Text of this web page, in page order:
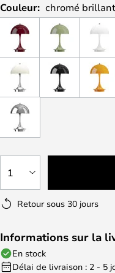
Couleur: chromé
1
Retour sous 30 jours
Informations sur la
En stock
Délai de livraison : 2 - 5